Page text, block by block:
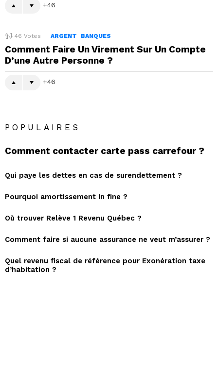
46
46 Votes ARGENT BANQUES
Comment Faire Un Virement Sur Un Compte
D’une Autre Personne ?
46
POPULAIRES
Comment contacter carte pass carrefour ?
Qui paye les dettes en cas de surendettement ?
Pourquoi amortissement in fine ?
Où trouver Relève 1 Revenu Québec ?
Comment faire si aucune assurance ne veut m’assurer ?
Quel revenu fiscal de référence pour Exonération taxe
d’habitation ?